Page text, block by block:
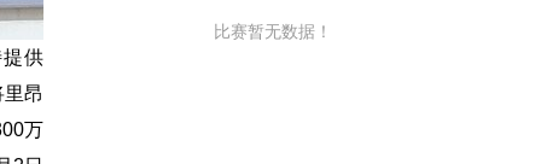
供
昂
万
比赛暂无数据！